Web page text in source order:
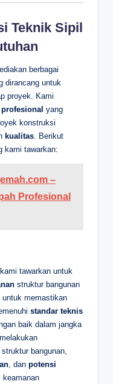
Teknik Sipil
berbagai
dirancang untuk
proyek. Kami
yang
konstruksi
kualitas. Berikut
kami tawarkan:
–
Profesional
tawarkan untuk
struktur bangunan
untuk memastikan
standar teknis
baik dalam jangka
bangunan,
, dan potensi
keamanan